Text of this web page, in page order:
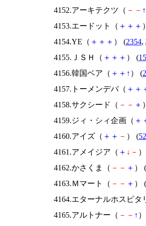
4152.アーキテクツ（ － － ↑
4153.エードット（ ＋ ＋ ＋
4154.YE（ ＋ ＋ ＋ ） (2354,
4155.ＪＳＨ（ ＋ ＋ ＋ ） (
4156.韓国ベア（ ＋ ＋ ↑ ） (
4157.トーメンデバ（ ＋ ＋
4158.サクシード（ － － ＋
4159.ジィ・シィ企画（ ＋
4160.アイズ（ ＋ ＋ － ） (
4161.アメイジア（ ＋ ↓ －
4162.かさくま（ － － ＋ ） (
4163.Ｍマート（ － － ＋ ） (
4164.エターナルホスピタ
4165.アルトナー（ － － ↑